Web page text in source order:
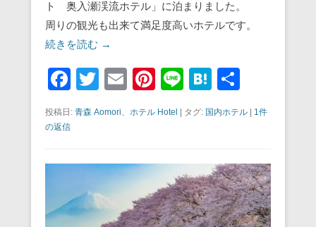
ト 奥入瀬渓流ホテル」に泊まりました。
周りの観光も出来て満足度高いホテルです。
続きを読む →
F
a
c
b
o
o
T
E
ail
Pi
st
Li
e
H
at
e
a
有
投稿日: 青森 Aomori、 ホテル Hotel タグ: 国内ホテル
1件
の返信